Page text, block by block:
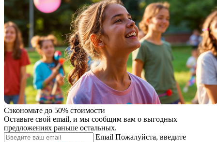
Сэкономьте до 50% стоимости
Оставьте свой email, и мы сообщим вам о выгодных
предложениях раньше остальных.
Email Пожалуйста, введите